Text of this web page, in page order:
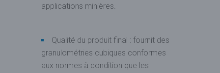
applications minières.
Qualité du produit final : fournit des
granulométries cubiques conformes
aux normes à condition que les